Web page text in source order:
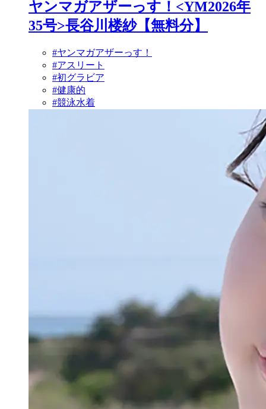
ヤンマガアザーっす！<YM2026年
35号>長谷川楼紗【無料分】
#ヤンマガアザーっす！
#アスリート
#初グラビア
#健康的
#競泳水着